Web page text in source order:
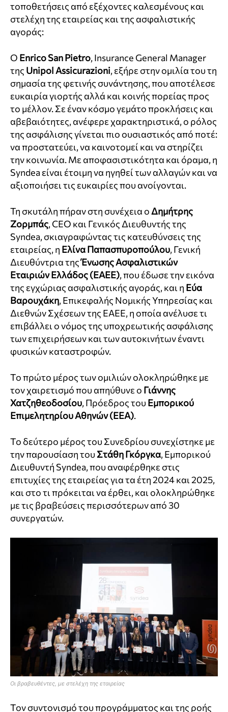
τοποθετήσεις από εξέχοντες καλεσμένους και
στελέχη της εταιρείας και της ασφαλιστικής
αγοράς:
Ο Enrico San Pietro, Insurance General Manager
της Unipol Assicurazioni, εξήρε στην ομιλία του τη
σημασία της φετινής συνάντησης, που αποτέλεσε
ευκαιρία γιορτής αλλά και κοινής πορείας προς
το μέλλον. Σε έναν κόσμο γεμάτο προκλήσεις και
αβεβαιότητες, ανέφερε χαρακτηριστικά, ο ρόλος
της ασφάλισης γίνεται πιο ουσιαστικός από ποτέ:
να προστατεύει, να καινοτομεί και να στηρίζει
την κοινωνία. Με αποφασιστικότητα και όραμα, η
Syndea είναι έτοιμη να ηγηθεί των αλλαγών και να
αξιοποιήσει τις ευκαιρίες που ανοίγονται.
Τη σκυτάλη πήραν στη συνέχεια ο Δημήτρης
Ζορμπάς, CEO και Γενικός Διευθυντής της
Syndea, σκιαγραφώντας τις κατευθύνσεις της
εταιρείας, η Ελίνα Παπασπυροπούλου, Γενική
Διευθύντρια τηςΈνωσης Ασφαλιστικών
Εταιριών Ελλάδος (ΕΑΕΕ), που έδωσε την εικόνα
της εγχώριας ασφαλιστικής αγοράς, και η Εύα
Βαρουχάκη, Επικεφαλής Νομικής Υπηρεσίας και
Διεθνών Σχέσεων της ΕΑΕΕ, η οποία ανέλυσε τι
επιβάλλει ο νόμος της υποχρεωτικής ασφάλισης
των επιχειρήσεων και των αυτοκινήτων έναντι
φυσικών καταστροφών.
Το πρώτο μέρος των ομιλιών ολοκληρώθηκε με
τον χαιρετισμό που απηύθυνε ο Γιάννης
Χατζηθεοδοσίου, Πρόεδρος τουΕμπορικού
Επιμελητηρίου Αθηνών (ΕΕΑ).
Το δεύτερο μέρος του Συνεδρίου συνεχίστηκε με
την παρουσίαση τουΣτάθη Γκόργκα, Εμπορικού
Διευθυντή Syndea, που αναφέρθηκε στις
επιτυχίες της εταιρείας για τα έτη 2024 και 2025,
και στο τι πρόκειται να έρθει, και ολοκληρώθηκε
με τις βραβεύσεις περισσότερων από 30
συνεργατών.
Οι βραβευθέντες, με στελέχη της εταιρείας
Τον συντονισμό του προγράμματος και της ροής